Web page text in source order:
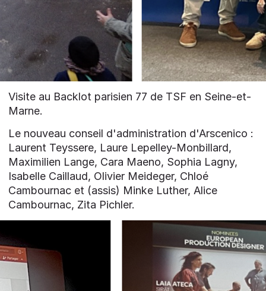
Visite au Backlot parisien 77 de TSF en Seine-et-
Marne.
Le nouveau conseil d'administration d'Arscenico :
Laurent Teyssere, Laure Lepelley-Monbillard,
Maximilien Lange, Cara Maeno, Sophia Lagny,
Isabelle Caillaud, Olivier Meideger, Chloé
Cambournac et (assis) Minke Luther, Alice
Cambournac, Zita Pichler.